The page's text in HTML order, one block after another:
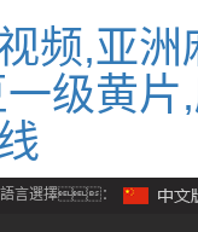
频,亚洲
级黄片
語言選擇：